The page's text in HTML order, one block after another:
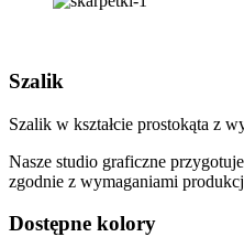
Szalik
Szalik w kształcie prostokąta z
Nasze studio graficzne
zgodnie z wymaganiami
Dostępne kolory